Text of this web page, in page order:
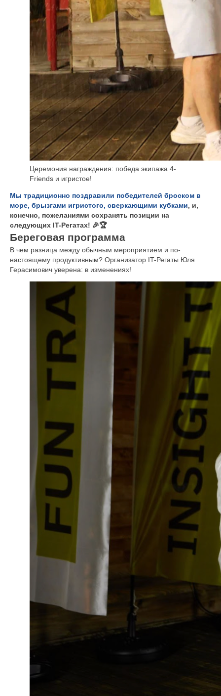
Церемония награждения: победа экипажа 4-
Friends и игристое!
Мы традиционно поздравили победителей броском в
море, брызгами игристого, сверкающими кубками, и,
конечно, пожеланиями сохранять позиции на
следующих IT-Регатах! 🎉🏆
Береговая программа
В чем разница между обычным мероприятием и по-
настоящему продуктивным? Организатор IT-Регаты Юля
Герасимович уверена: в изменениях!